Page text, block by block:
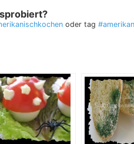
oder tag